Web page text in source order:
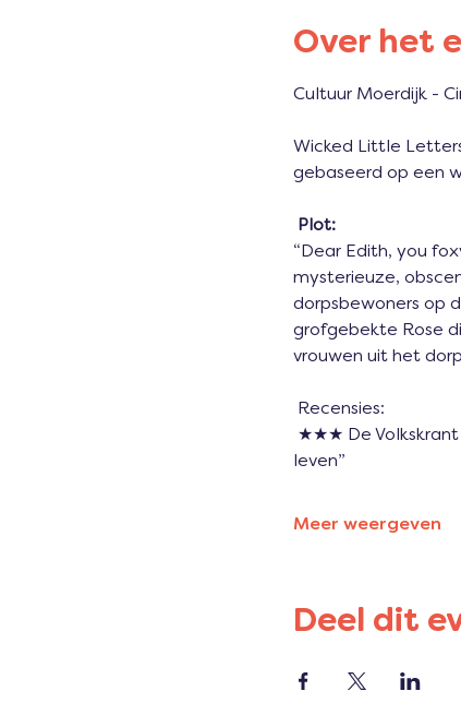
Over het
Cultuur Moerdijk -
Wicked Little
gebaseerd op een
Plot:
“Dear Edith, you
mysterieuze,
dorpsbewoners op
grofgebekte Rose
vrouwen uit het
Recensies:
leven”
Meer weergeven
Deel dit